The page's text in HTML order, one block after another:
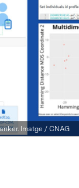
Imatge / CNAG